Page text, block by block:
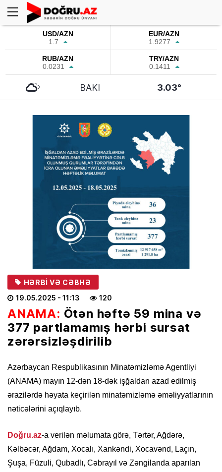
USD/AZN
1.7
EUR/AZN
1.9277
RUB/AZN
0.0231
TRY/AZN
0.1411
BAKI 3.03°
HƏRBI VƏ CƏBHƏ
19.05.2025 - 11:13 120
ANAMA: Ötən həftə 59 mina və
377 partlamamış hərbi sursat
zərərsizləşdirilib
Azərbaycan Respublikasının Minatəmizləmə Agentliyi
(ANAMA) mayın 12-dən 18-dək işğaldan azad edilmiş
ərazilərdə həyata keçirilən minatəmizləmə əməliyyatlarının
nəticələrini açıqlayıb.
Doğru.az-a verilən məlumata görə, Tərtər, Ağdərə,
Kəlbəcər, Ağdam, Xocalı, Xankəndi, Xocavənd, Laçın,
Şuşa, Füzuli, Qubadlı, Cəbrayıl və Zəngilanda aparılan